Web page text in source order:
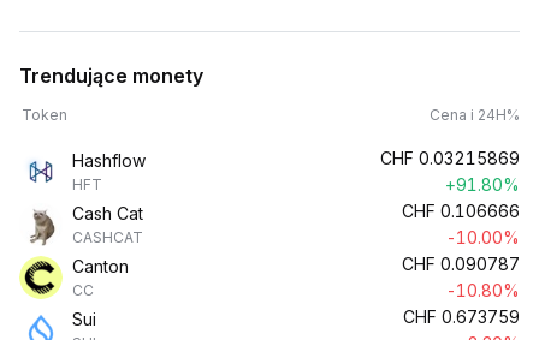
Trendujące monety
Token Cena i 24H%
Hashflow
HFT
CHF 0.03215869
+91.80%
Cash Cat
CASHCAT
CHF 0.106666
-10.00%
Canton
CC
CHF 0.090787
-10.80%
Sui
CHF 0.673759